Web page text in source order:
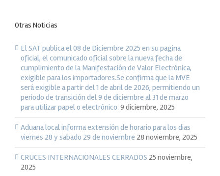
Otras Noticias
El SAT publica el 08 de Diciembre 2025 en su pagina
oficial, el comunicado oficial sobre la nueva fecha de
cumplimiento de la Manifestación de Valor Electrónica,
exigible para los importadores.Se confirma que la MVE
será exigible a partir del 1 de abril de 2026, permitiendo un
periodo de transición del 9 de diciembre al 31 de marzo
para utilizar papel o electrónico. 9 diciembre, 2025
Aduana local informa extensión de horario para los dias
viernes 28 y sabado 29 de noviembre 28 noviembre, 2025
CRUCES INTERNACIONALES CERRADOS 25 noviembre,
2025